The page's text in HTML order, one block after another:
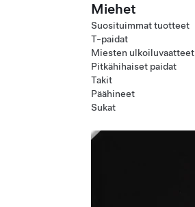
Miehet
Suosituimmat tuotteet
T-paidat
Miesten ulkoiluvaatteet
Pitkähihaiset paidat
Takit
Päähineet
Sukat